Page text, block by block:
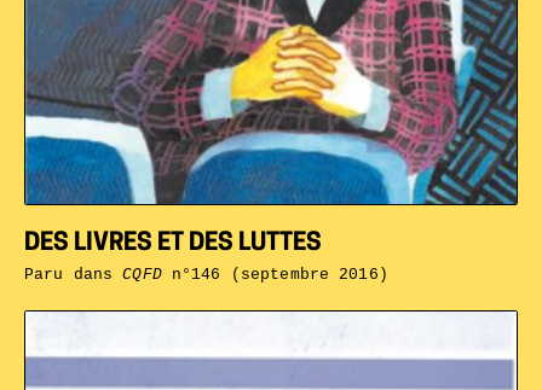
DES LIVRES ET DES LUTTES
Paru dansCQFDn°146 (septembre 2016)